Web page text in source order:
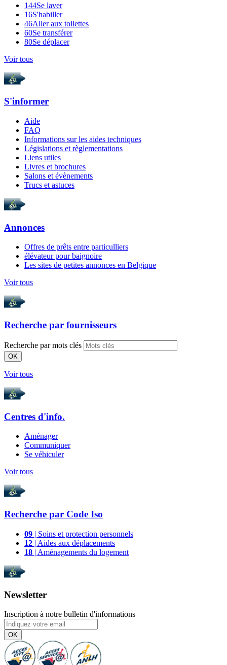
144Se laver
16S'habiller
46Aller aux toilettes
60Se transférer
80Se déplacer
Voir tous
S'informer
Aide
FAQ
Informations sur les aides techniques
Législations et règlementations
Liens utiles
Livres et brochures
Salons et évènements
Trucs et astuces
Annonces
Offres de prêts entre particulliers
élévateur pour baignoire
Les sites de petites annonces en Belgique
Voir tous
Recherche par fournisseurs
Recherche par mots clés
OK
Voir tous
Centres d'info.
Aménager
Communiquer
Se véhiculer
Voir tous
Recherche par Code Iso
09 | Soins et protection personnels
12 | Aides aux déplacements
18 | Aménagements du logement
Newsletter
Inscription à notre bulletin d'informations
OK